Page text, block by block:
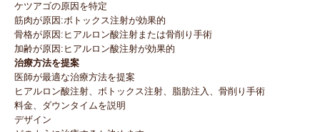
ケツアゴの原因を特定
筋肉が原因:ボトックス注射が効果的
骨格が原因:ヒアルロン酸注射または骨削り手術
加齢が原因:ヒアルロン酸注射が効果的
治療方法を提案
医師が最適な治療方法を提案
ヒアルロン酸注射、ボトックス注射、脂肪注入、骨削り手術
料金、ダウンタイムを説明
デザイン